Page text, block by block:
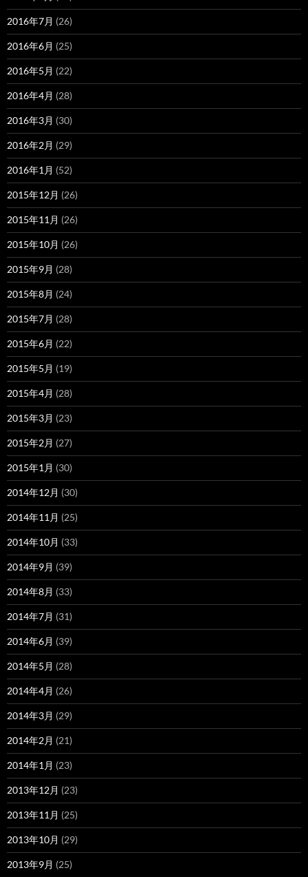
2016年7月 (26)
2016年6月 (25)
2016年5月 (22)
2016年4月 (28)
2016年3月 (30)
2016年2月 (29)
2016年1月 (52)
2015年12月 (26)
2015年11月 (26)
2015年10月 (26)
2015年9月 (28)
2015年8月 (24)
2015年7月 (28)
2015年6月 (22)
2015年5月 (19)
2015年4月 (28)
2015年3月 (23)
2015年2月 (27)
2015年1月 (30)
2014年12月 (30)
2014年11月 (25)
2014年10月 (33)
2014年9月 (39)
2014年8月 (33)
2014年7月 (31)
2014年6月 (39)
2014年5月 (28)
2014年4月 (26)
2014年3月 (29)
2014年2月 (21)
2014年1月 (23)
2013年12月 (23)
2013年11月 (25)
2013年10月 (29)
2013年9月 (25)